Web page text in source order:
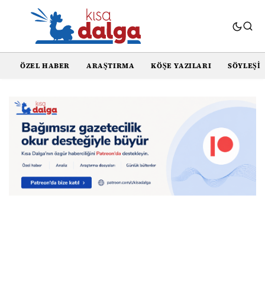
ÖZEL HABER ARAŞTIRMA KÖŞE YAZILARI SÖYLEŞI